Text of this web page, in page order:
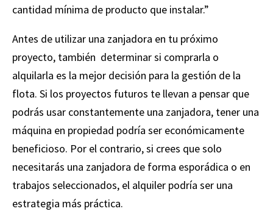
cantidad mínima de producto que instalar.”
Antes de utilizar una zanjadora en tu próximo
proyecto, también determinar si comprarla o
alquilarla es la mejor decisión para la gestión de la
flota. Si los proyectos futuros te llevan a pensar que
podrás usar constantemente una zanjadora, tener una
máquina en propiedad podría ser económicamente
beneficioso. Por el contrario, si crees que solo
necesitarás una zanjadora de forma esporádica o en
trabajos seleccionados, el alquiler podría ser una
estrategia más práctica.